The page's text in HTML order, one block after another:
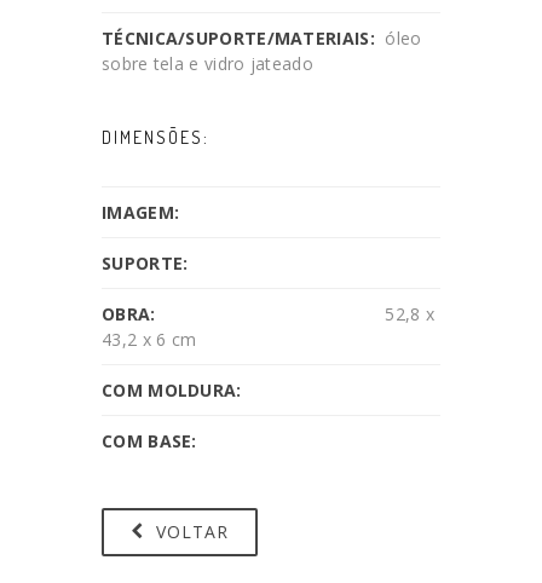
TÉCNICA/SUPORTE/MATERIAIS: óleo
sobre tela e vidro jateado
DIMENSÕES:
IMAGEM:
SUPORTE:
OBRA:
52,8 x
43,2 x 6 cm
COM MOLDURA:
COM BASE:
VOLTAR